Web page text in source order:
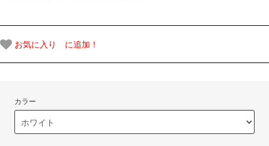
お気に入り に追加！
カラー